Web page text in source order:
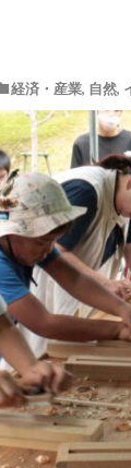
経済・産業, 自然,